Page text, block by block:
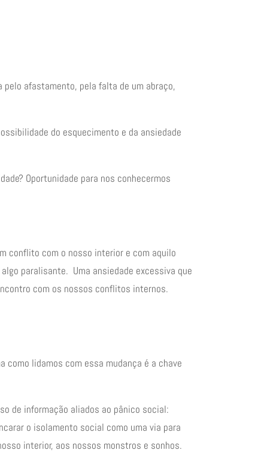
pelo afastamento, pela falta de um abraço,
do esquecimento e da ansiedade
Oportunidade para nos conhecermos
conflito com o nosso interior e com aquilo
paralisante. Uma ansiedade excessiva que
com os nossos conflitos internos.
como lidamos com essa mudança é a chave
de informação aliados ao pânico social:
o isolamento social como uma via para
interior, aos nossos monstros e sonhos.